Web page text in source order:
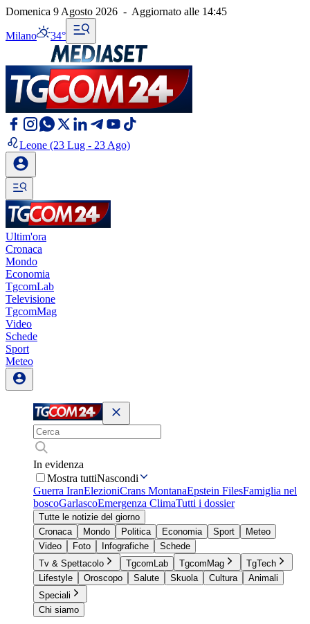
Domenica 9 Agosto 2026 - Aggiornato alle 14:45
Milano 34°
Leone (23 Lug - 23 Ago)
Ultim'ora
Cronaca
Mondo
Economia
TgcomLab
Televisione
TgcomMag
Video
Schede
Sport
Meteo
In evidenza
Mostra tuttiNascondi
Guerra IranElezioniCrans MontanaEpstein FilesFamiglia nel
boscoGarlascoEmergenza ClimaTutti i dossier
Tutte le notizie del giorno
Cronaca
Mondo Politica Economia Sport
Meteo
Video
Foto Infografiche
Schede
Tv & Spettacolo
TgcomLab TgcomMag
TgTech
Lifestyle
Oroscopo Salute Skuola Cultura
Animali
Speciali
Chi siamo